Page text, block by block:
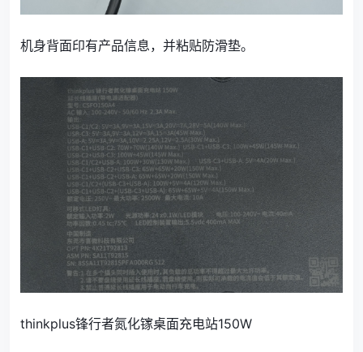
机身背面印有产品信息，并粘贴防滑垫。
thinkplus锋行者氮化镓桌面充电站150W